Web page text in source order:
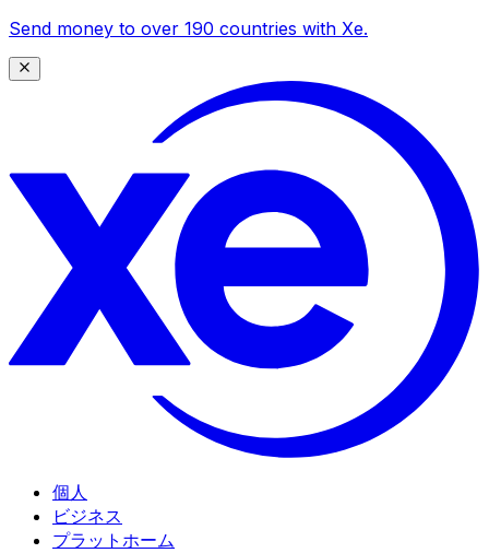
Send money to over 190 countries with Xe.
個人
ビジネス
プラットホーム